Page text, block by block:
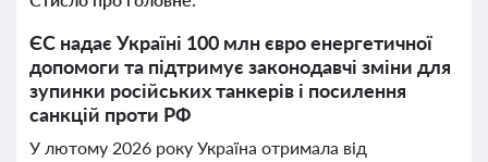
ЄС надає Україні 100 млн євро енергетичної
допомоги та підтримує законодавчі зміни для
зупинки російських танкерів і посилення
санкцій проти РФ
У лютому 2026 року Україна отримала від